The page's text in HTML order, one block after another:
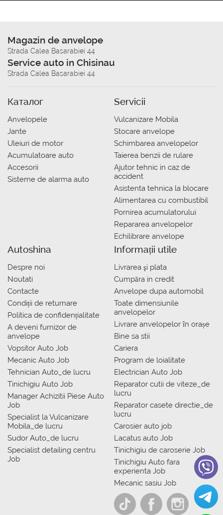
Magazin de anvelope
Strada Calea Basarabiei 44
Service auto in Chisinau
Strada Calea Basarabiei 44
Каталог
Anvelopele
Jante
Uleiuri de motor
Acumulatoare auto
Accesorii
Sisteme de alarma auto
Servicii
Vulcanizare Mobila
Stocare anvelope
Schimbarea anvelopelor
Taierea benzii de rulare
Ajutor tehnic in caz de
accident
Asistenta tehnica la blocare
Alimentarea cu combustibil
Pornirea acumulatorului
Repararea anvelopelor
Echilibrare anvelope
Autoshina
Despre noi
Noutati
Contacte
Condiții de returnare
Politica de confidențialitate
A deveni furnizor de
anvelope
Vopsitor Auto Job
Mecanic Auto Job
Tehnician Auto_de lucru
Tinichigiu Auto Job
Manager Achizitii Piese Auto
Job
Specialist la Vulcanizare
Mobila_de lucru
Sudor Auto_de lucru
Specialist detailing centru
Job
Informații utile
Livrarea şi plata
Сumpăra in credit
Anvelope dupa automobil
Toate dimensiunile
anvelopelor
Livrare anvelopelor în orașe
Bine sa stii
Cariera
Program de loialitate
Electrician Auto Job
Reparator cutii de viteze_de
lucru
Reparator casete directie_de
lucru
Carosier auto job
Lacatus auto Job
Tinichigiu de caroserie Job
Tinichigiu Auto fara
experienta Job
Mecanic sasiu Job